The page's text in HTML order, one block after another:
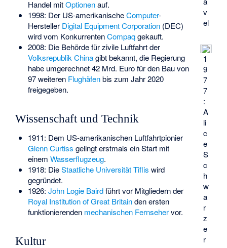
v
el
1
9
7
7
:
A
li
c
e
S
c
h
w
a
r
z
e
r
Handel mitOptionenauf.
1998: Der US-amerikanischeComputer-
Hersteller Digital Equipment Corporation(DEC)
wird vom KonkurrentenCompaqgekauft.
2008: Die Behörde für zivile Luftfahrt der
Volksrepublik Chinagibt bekannt, die Regierung
habe umgerechnet 42 Mrd. Euro für den Bau von
97 weiteren Flughäfenbis zum Jahr 2020
freigegeben.
Wissenschaft und Technik
1911: Dem US-amerikanischen Luftfahrtpionier
Glenn Curtiss gelingt erstmals ein Start mit
einem Wasserflugzeug.
1918: DieStaatliche Universität Tiflis wird
gegründet.
1926: John Logie Bairdführt vor Mitgliedern der
Royal Institution of Great Britainden ersten
funktionierenden mechanischen Fernsehervor.
Kultur